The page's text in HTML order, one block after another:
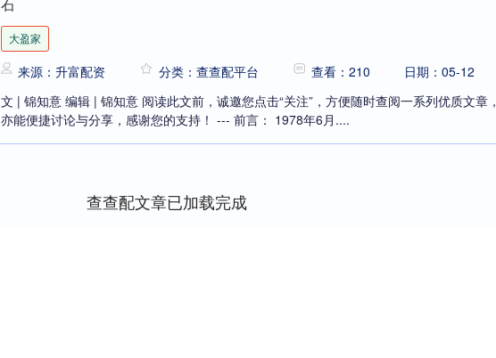
大盈家
来源：升富配资 分类：查查配平台 查看：210
日期：05-12
文 | 锦知意 编辑 | 锦知意 阅读此文前，诚邀您点击“关注”，方便随时查阅一系列优质文章，
亦能便捷讨论与分享，感谢您的支持！ --- 前言： 1978年6月....
查查配文章已加载完成